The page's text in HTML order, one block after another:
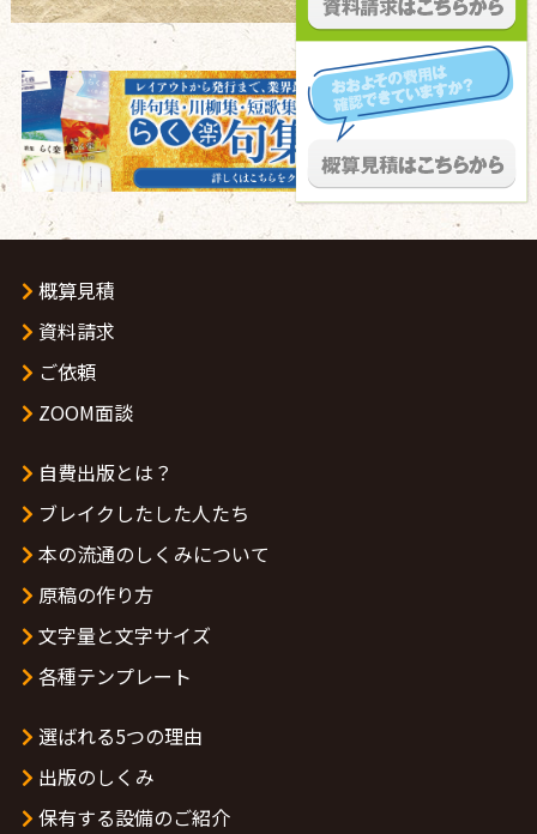
概算見積
資料請求
ご依頼
ZOOM面談
自費出版とは？
ブレイクしたした人たち
本の流通のしくみについて
原稿の作り方
文字量と文字サイズ
各種テンプレート
選ばれる5つの理由
出版のしくみ
保有する設備のご紹介